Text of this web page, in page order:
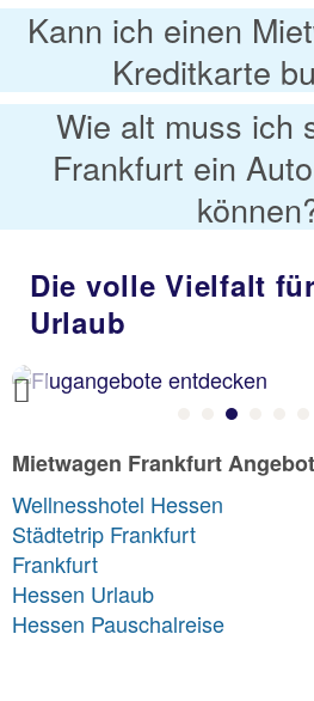
Kann ich einen
Kreditkarte
Wie alt muss ich
Frankfurt ein
Die volle Vielfalt
Urlaub
Previous
Mietwagen Frankfurt
Wellnesshotel Hessen
Städtetrip Frankfurt
Frankfurt
Hessen Urlaub
Hessen Pauschalreise